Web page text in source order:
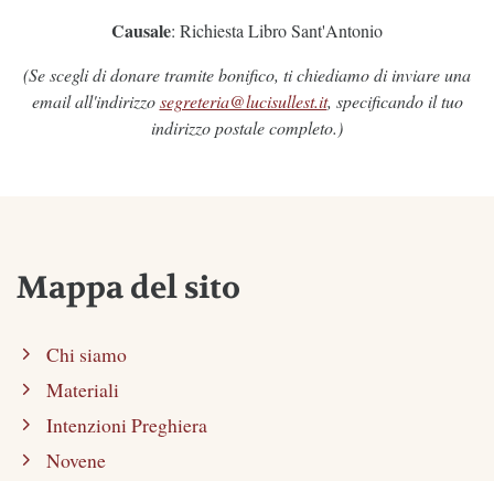
Causale: Richiesta Libro Sant'Antonio
(Se scegli di donare tramite bonifico, ti chiediamo di inviare una
email all'indirizzosegreteria@lucisullest.it, specificando il tuo
indirizzo postale completo.)
Mappa del sito
Chi siamo
Materiali
Intenzioni Preghiera
Novene